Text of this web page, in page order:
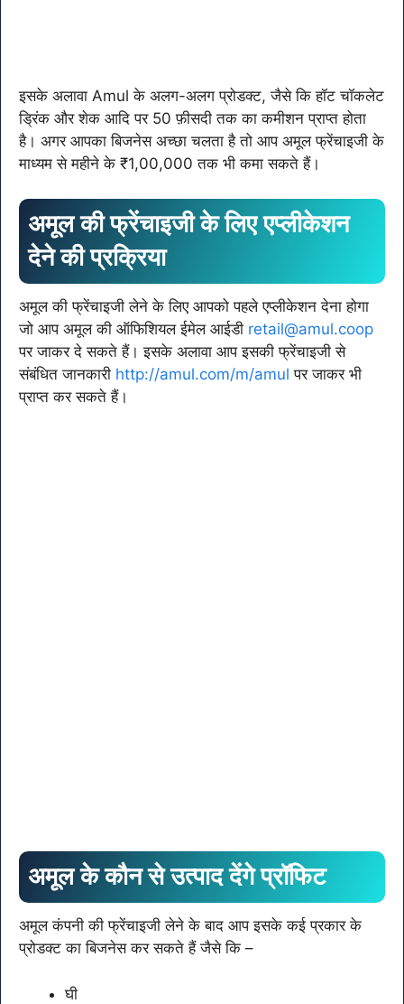
इसके अलावा Amul के अलग-अलग प्रोडक्ट, जैसे कि हॉट चॉकलेट
ड्रिंक और शेक आदि पर 50 फ़ीसदी तक का कमीशन प्राप्त होता
है। अगर आपका बिजनेस अच्छा चलता है तो आप अमूल फ्रेंचाइजी के
माध्यम से महीने के ₹1,00,000 तक भी कमा सकते हैं।
अमूल की फ्रेंचाइजी के लिए एप्लीकेशन
देने की प्रक्रिया
अमूल की फ्रेंचाइजी लेने के लिए आपको पहले एप्लीकेशन देना होगा
जो आप अमूल की ऑफिशियल ईमेल आईडी retail@amul.coop
पर जाकर दे सकते हैं। इसके अलावा आप इसकी फ्रेंचाइजी से
संबंधित जानकारी http://amul.com/m/amul पर जाकर भी
प्राप्त कर सकते हैं।
अमूल के कौन से उत्पाद देंगे प्रॉफिट
अमूल कंपनी की फ्रेंचाइजी लेने के बाद आप इसके कई प्रकार के
प्रोडक्ट का बिजनेस कर सकते हैं जैसे कि –
घी